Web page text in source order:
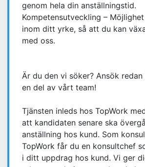
genom hela din anställningstid.
Kompetensutveckling –
inom ditt yrke, så att du kan
med oss.
Är du den vi söker? Ansök
en del av vårt team!
Tjänsten inleds hos TopWork
att kandidaten senare ska
anställning hos kund. Som
TopWork får du en konsultchef
i ditt uppdrag hos kund. Vi ger